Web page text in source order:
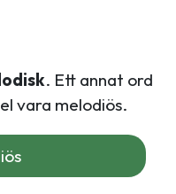
. Ett annat ord
vara melodiös.